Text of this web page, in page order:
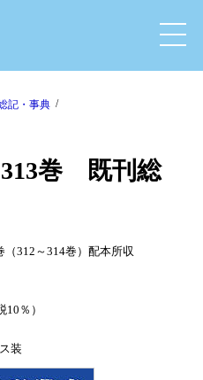
記・事典
巻 既刊総
312～314巻）配本所収
％）
装